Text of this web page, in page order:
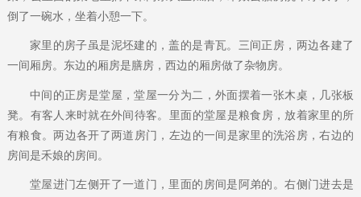
倒了一碗水，坐着小憩一下。
家里的房子虽是泥坯建的，盖的是青瓦。三间正房，两边各建了
一间厢房。东边的厢房是膳房，西边的厢房做了杂物房。
中间的正房是堂屋，堂屋一分为二，外面摆着一张木桌，几张板
凳。有客人来时就在外间待客。里面的堂屋是粮食房，放着家里的所
有粮食。两边各开了两道房门，左边的一间是家里的洗浴房，右边的
房间是禾娘的房间。
堂屋进门左侧开了一道门，里面的房间是阿弟的。右侧门进去是